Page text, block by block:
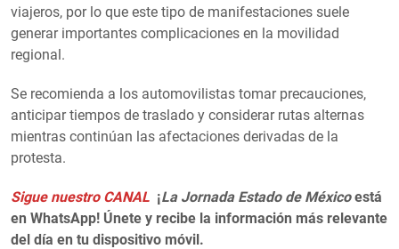
viajeros, por lo que este tipo de manifestaciones suele
generar importantes complicaciones en la movilidad
regional.
Se recomienda a los automovilistas tomar precauciones,
anticipar tiempos de traslado y considerar rutas alternas
mientras continúan las afectaciones derivadas de la
protesta.
Sigue nuestro CANAL ¡La Jornada Estado de Méxicoestá
en WhatsApp! Únete y recibe la información más relevante
del día en tu dispositivo móvil.